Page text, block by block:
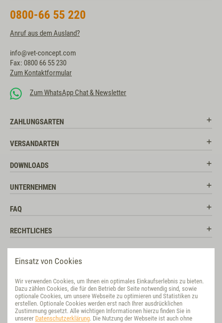
Einsatz von Cookies
Wir verwenden Cookies, um Ihnen ein optimales Einkaufserlebnis zu bieten.
Dazu zählen Cookies, die für den Betrieb der Seite notwendig sind, sowie
optionale Cookies, um unsere Webseite zu optimieren und Statistiken zu
erstellen. Optionale Cookies werden erst nach Ihrer ausdrücklichen
Zustimmung gesetzt. Alle wichtigen Informationen hierzu finden Sie in
unserer Datenschutzerklärung. Die Nutzung der Webseite ist auch ohne
0800-66 55 220
Anruf aus dem Ausland?
info@vet-concept.com
Fax: 0800 66 55 230
Zum Kontaktformular
Zum WhatsApp Chat & Newsletter
ZAHLUNGSARTEN
VERSANDARTEN
DOWNLOADS
UNTERNEHMEN
FAQ
RECHTLICHES
BEWERTUNG
VET-CONCEPT INTERNATIONAL